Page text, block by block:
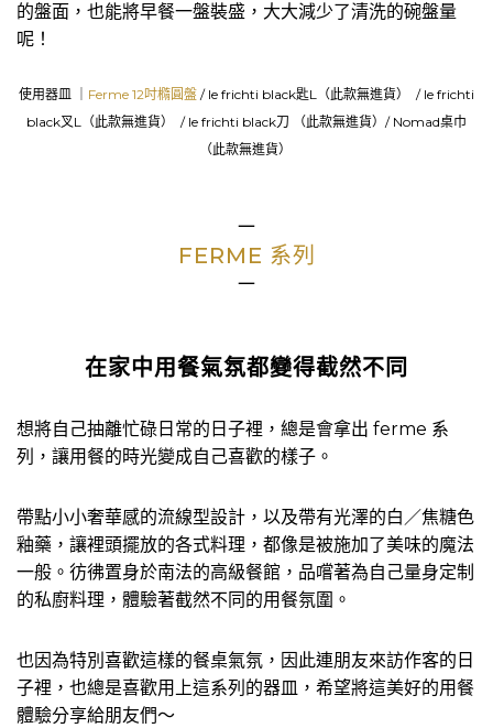
的盤面，也能將早餐一盤裝盛，大大減少了清洗的碗盤量
呢！
使用器皿 ｜ Ferme 12吋橢圓盤 / le frichti black匙L（此款無進貨） / le frichti
black叉L（此款無進貨） / le frichti black刀 （此款無進貨）/ Nomad桌巾
（此款無進貨）
－
FERME 系列
－
在家中用餐氣氛都變得截然不同
想將自己抽離忙碌日常的日子裡，總是會拿出 ferme 系
列，讓用餐的時光變成自己喜歡的樣子。
帶點小小奢華感的流線型設計，以及帶有光澤的白／焦糖色
釉藥，讓裡頭擺放的各式料理，都像是被施加了美味的魔法
一般。彷彿置身於南法的高級餐館，品嚐著為自己量身定制
的私廚料理，體驗著截然不同的用餐氛圍。
也因為特別喜歡這樣的餐桌氣氛，因此連朋友來訪作客的日
子裡，也總是喜歡用上這系列的器皿，希望將這美好的用餐
體驗分享給朋友們～